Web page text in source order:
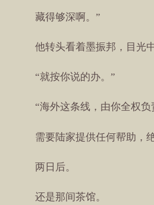
藏得够深啊。”
他转头看着墨振邦，目光
“就按你说的办。”
“海外这条线，由你全权负
需要陆家提供任何帮助，
两日后。
还是那间茶馆。